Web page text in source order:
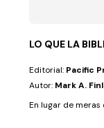
LO QUE LA
Editorial: Pacific
Autor: Mark A.
En lugar de meras